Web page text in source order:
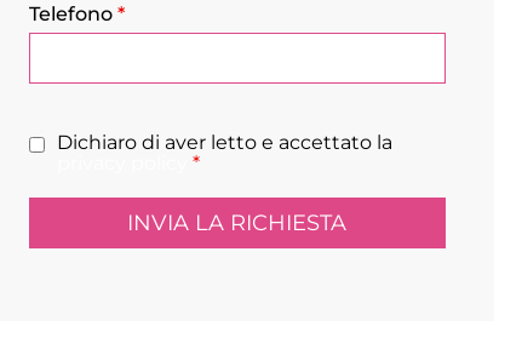
Telefono*
Dichiaro di aver letto e accettato la
*